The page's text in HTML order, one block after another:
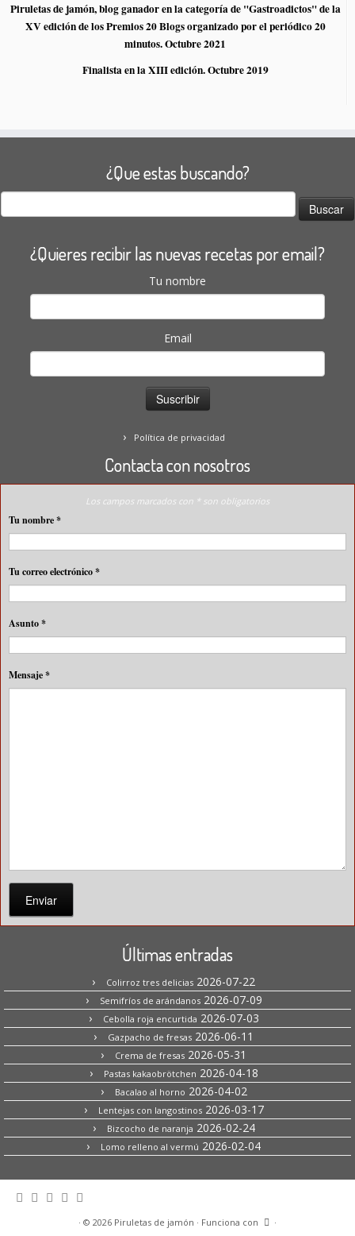
Piruletas de jamón, blog ganador en la categoría de "Gastroadictos" de la
XV edición de los Premios 20 Blogs organizado por el periódico 20
minutos. Octubre 2021
Finalista en la XIII edición. Octubre 2019
¿Que estas buscando?
¿Quieres recibir las nuevas recetas por email?
Tu nombre
Email
Política de privacidad
Contacta con nosotros
Los campos marcados con * son obligatorios
Tu nombre*
Tu correo electrónico*
Asunto*
Mensaje*
Enviar
Últimas entradas
Colirroz tres delicias 2026-07-22
Semifríos de arándanos 2026-07-09
Cebolla roja encurtida 2026-07-03
Gazpacho de fresas 2026-06-11
Crema de fresas 2026-05-31
Pastas kakaobrötchen 2026-04-18
Bacalao al horno 2026-04-02
Lentejas con langostinos 2026-03-17
Bizcocho de naranja 2026-02-24
Lomo relleno al vermú 2026-02-04
· © 2026 Piruletas de jamón · Funciona con
·